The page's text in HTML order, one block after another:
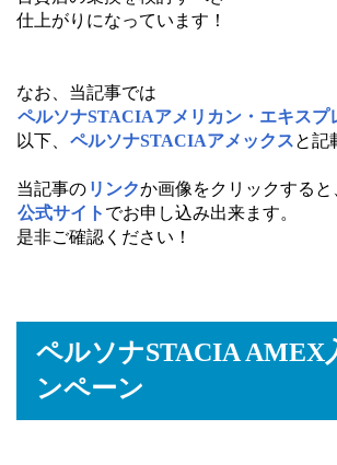
仕上がりになっています！
なお、当記事では
ペルソナSTACIAアメリカン・エキスプ
以下、 ペルソナSTACIAアメックスと記
当記事の リンクか画像をクリックすると
公式サイト でお申し込み出来ます。
是非ご確認ください！
ペルソナSTACIA AMEX
ンペーン